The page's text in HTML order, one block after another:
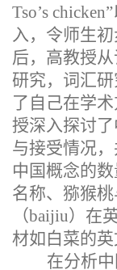
Tso’s
入，令师生
后，高教授
研究，词汇
了自己在学
授深入探讨
与接受情况
中国概念的
名称、猕猴
（baijiu）在
材如白菜的英
在分析